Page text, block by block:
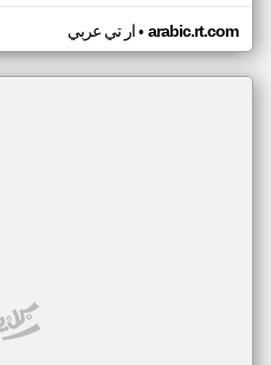
ار تي عربي• arabic.rt.com